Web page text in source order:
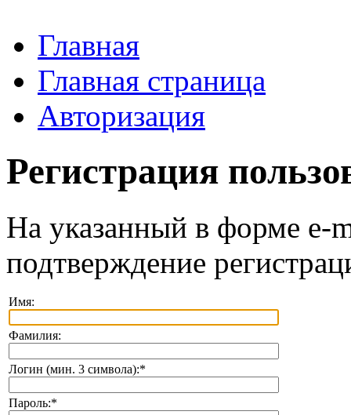
Главная
Главная страница
Авторизация
Регистрация
На указанный в форме e-
подтверждение
Имя:
Фамилия:
Логин (мин. 3 символа):*
Пароль:*